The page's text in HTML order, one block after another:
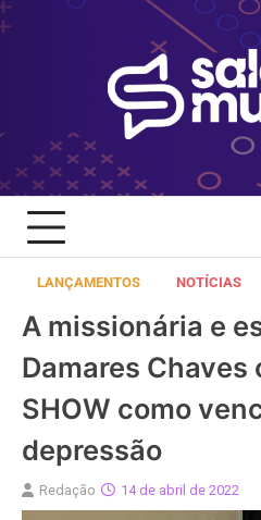
Skip
to
LANÇAMENTOS NOTÍCIAS
A missionária e
Damares Chaves
SHOW como
depressão
Redação 14 de abril de 2022